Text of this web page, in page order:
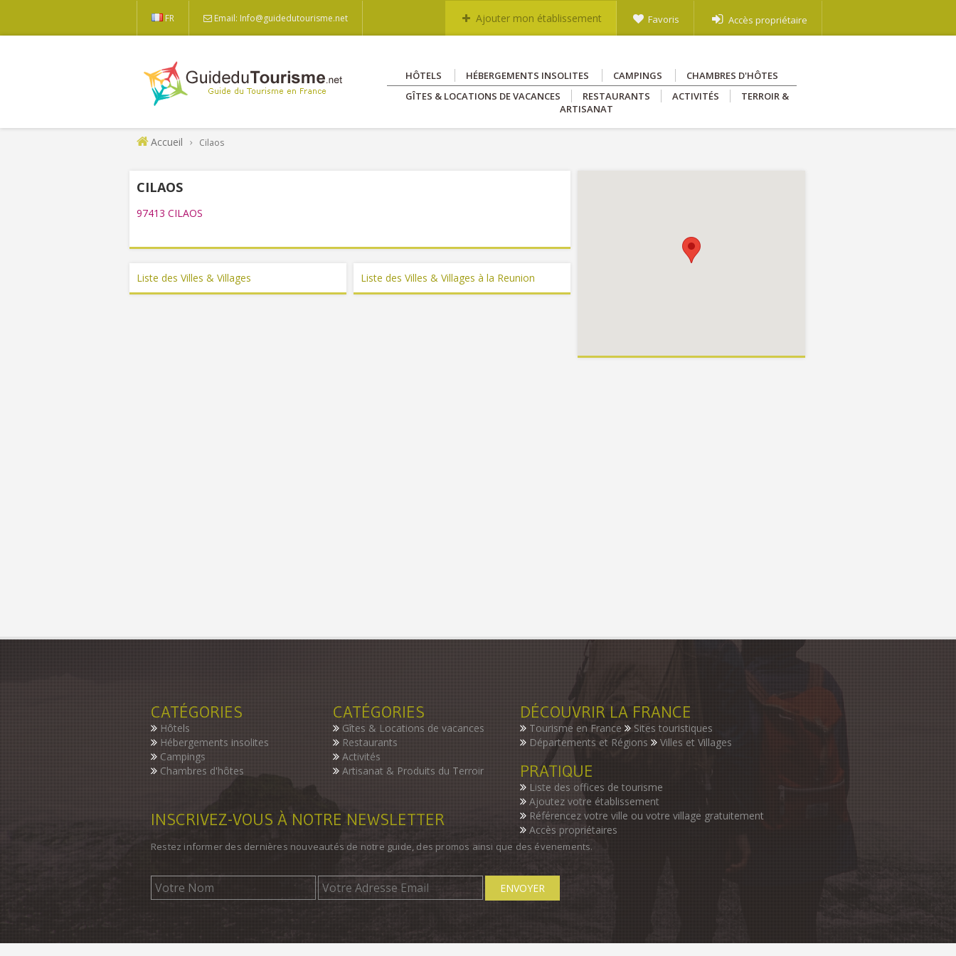
FR Email: Info@guidedutourisme.net Ajouter mon établissement Favoris Accès propriétaire
HÔTELS HÉBERGEMENTS INSOLITES CAMPINGS
CHAMBRES D'HÔTES
GÎTES & LOCATIONS DE VACANCES
RESTAURANTS ACTIVITÉS
TERROIR &
ARTISANAT
Accueil Cilaos
CILAOS
97413 CILAOS
Liste des Villes & Villages Liste des Villes & Villages à la Reunion
CATÉGORIES
Hôtels
Hébergements insolites
Campings
Chambres d'hôtes
CATÉGORIES
Gîtes & Locations de vacances
Restaurants
Activités
Artisanat & Produits du Terroir
DÉCOUVRIR LA FRANCE
Tourisme en France
Sites touristiques
Départements et Régions
Villes et Villages
PRATIQUE
Liste des offices de tourisme
Ajoutez votre établissement
Référencez votre ville ou votre village gratuitement
Accès propriétaires
INSCRIVEZ-VOUS À NOTRE NEWSLETTER
Restez informer des dernières nouveautés de notre guide, des promos ainsi que des évenements.